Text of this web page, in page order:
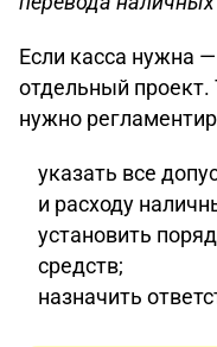
Если касса нужна
отдельный проект.
нужно
указать все
и расходу
установить
средств;
назначить